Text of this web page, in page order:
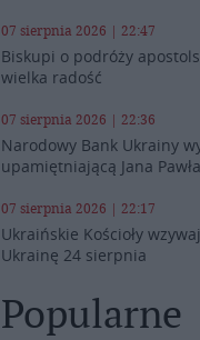
07 sierpnia 2026 | 22:47
Biskupi o podróży
wielka radość
07 sierpnia 2026 | 22:36
Narodowy Bank Ukrainy
upamiętniającą Jana
07 sierpnia 2026 | 22:17
Ukraińskie Kościoły
Ukrainę 24 sierpnia
Popularne